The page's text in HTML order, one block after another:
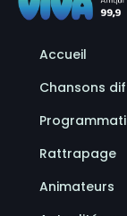
Accueil
Chansons
Rattrapage
Animateurs